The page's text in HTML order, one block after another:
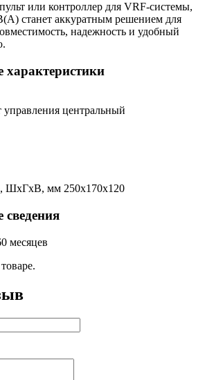
или контроллер для VRF-системы,
станет аккуратным решением для
надежность и удобный
характеристики
управления центральный
ШхГхВ, мм 250x170x120
месяцев